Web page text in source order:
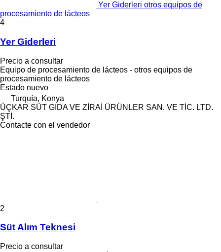
Yer Giderleri otros equipos de
procesamiento de lácteos
4
Yer Giderleri
Precio a consultar
Equipo de procesamiento de lácteos - otros equipos de
procesamiento de lácteos
Estado nuevo
Turquía, Konya
ÜÇKAR SÜT GIDA VE ZİRAİ ÜRÜNLER SAN. VE TİC. LTD.
ŞTİ.
Contacte con el vendedor
2
Süt Alım Teknesi
Precio a consultar